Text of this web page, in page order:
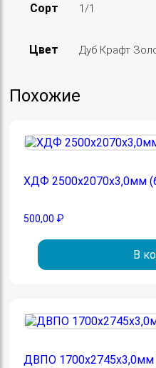
Сорт 1/1
Цвет Дуб Крафт
Похожие
ХДФ 2500х2070х3,0мм
500,00 ₽
В
ДВПО